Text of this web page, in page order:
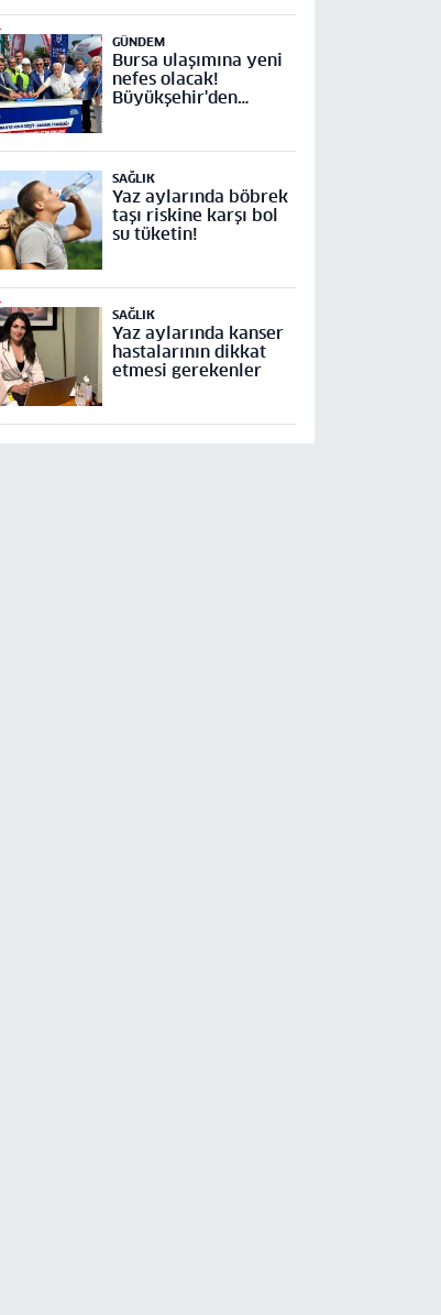
GÜNDEM
Bursa ulaşımına yeni
nefes olacak!
Büyükşehir'den
Projesi’ne temel
SAĞLIK
Yaz aylarında böbrek
taşı riskine karşı bol
su tüketin!
SAĞLIK
Yaz aylarında kanser
hastalarının dikkat
etmesi gerekenler